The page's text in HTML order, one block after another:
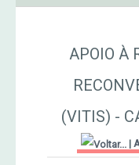
APOIO À
(VITIS) -
|